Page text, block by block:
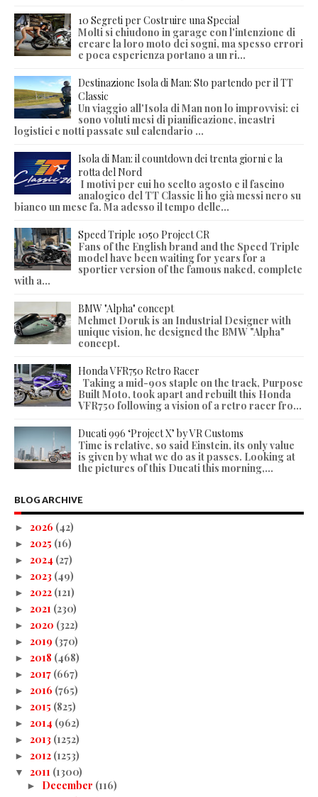
10 Segreti per Costruire una Special
Molti si chiudono in garage con l'intenzione di
creare la loro moto dei sogni, ma spesso errori
e poca esperienza portano a un ri...
Destinazione Isola di Man: Sto partendo per il TT
Classic
Un viaggio all'Isola di Man non lo improvvisi: ci
sono voluti mesi di pianificazione, incastri
logistici e notti passate sul calendario ...
Isola di Man: il countdown dei trenta giorni e la
rotta del Nord
I motivi per cui ho scelto agosto e il fascino
analogico del TT Classic li ho già messi nero su
bianco un mese fa. Ma adesso il tempo delle...
Speed Triple 1050 Project CR
Fans of the English brand and the Speed Triple
model have been waiting for years for a
sportier version of the famous naked, complete
with a...
BMW "Alpha" concept
Mehmet Doruk is an Industrial Designer with
unique vision, he designed the BMW "Alpha"
concept.
Honda VFR750 Retro Racer
Taking a mid-90s staple on the track, Purpose
Built Moto, took apart and rebuilt this Honda
VFR750 following a vision of a retro racer fro...
Ducati 996 ‘Project X’ by VR Customs
Time is relative, so said Einstein, its only value
is given by what we do as it passes. Looking at
the pictures of this Ducati this morning,...
BLOG ARCHIVE
► 2026 (42)
► 2025 (16)
► 2024 (27)
► 2023 (49)
► 2022 (121)
► 2021 (230)
► 2020 (322)
► 2019 (370)
► 2018 (468)
► 2017 (667)
► 2016 (765)
► 2015 (825)
► 2014 (962)
► 2013 (1252)
► 2012 (1253)
▼ 2011 (1300)
► December (116)